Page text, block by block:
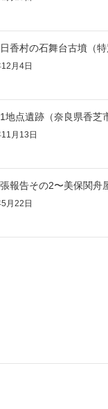
香村の石舞台古墳（
月4日
地点遺跡（奈良県香芝
月13日
報告その2〜美保関舟
月22日